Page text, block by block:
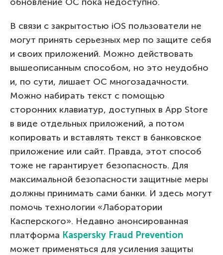
В связи с закрытостью iOS пользователи не
могут принять серьезных мер по защите себя
и своих приложений. Можно действовать
вышеописанным способом, но это неудобно
и, по сути, лишает ОС многозадачности.
Можно набирать текст с помощью
сторонних клавиатур, доступных в App Store
в виде отдельных приложений, а потом
копировать и вставлять текст в банковское
приложение или сайт. Правда, этот способ
тоже не гарантирует безопасность. Для
максимальной безопасности защитные меры
должны принимать сами банки. И здесь могут
помочь технологии «Лаборатории
Касперского». Недавно анонсированная
платформа Kaspersky Fraud Prevention
может применяться для усиления защиты